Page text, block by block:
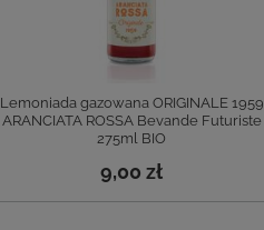
Lemoniada gazowana ORIGINALE 1959
ARANCIATA ROSSA Bevande Futuriste
275ml BIO
9,00 zł